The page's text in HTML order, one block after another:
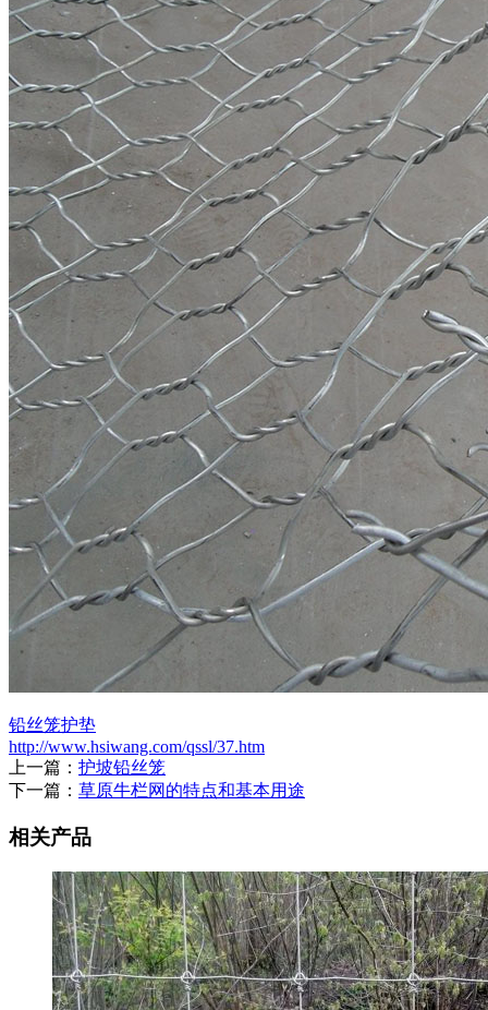
铅丝笼护垫
http://www.hsiwang.com/qssl/37.htm
上一篇： 护坡铅丝笼
下一篇： 草原牛栏网的特点和基本用途
相关产品